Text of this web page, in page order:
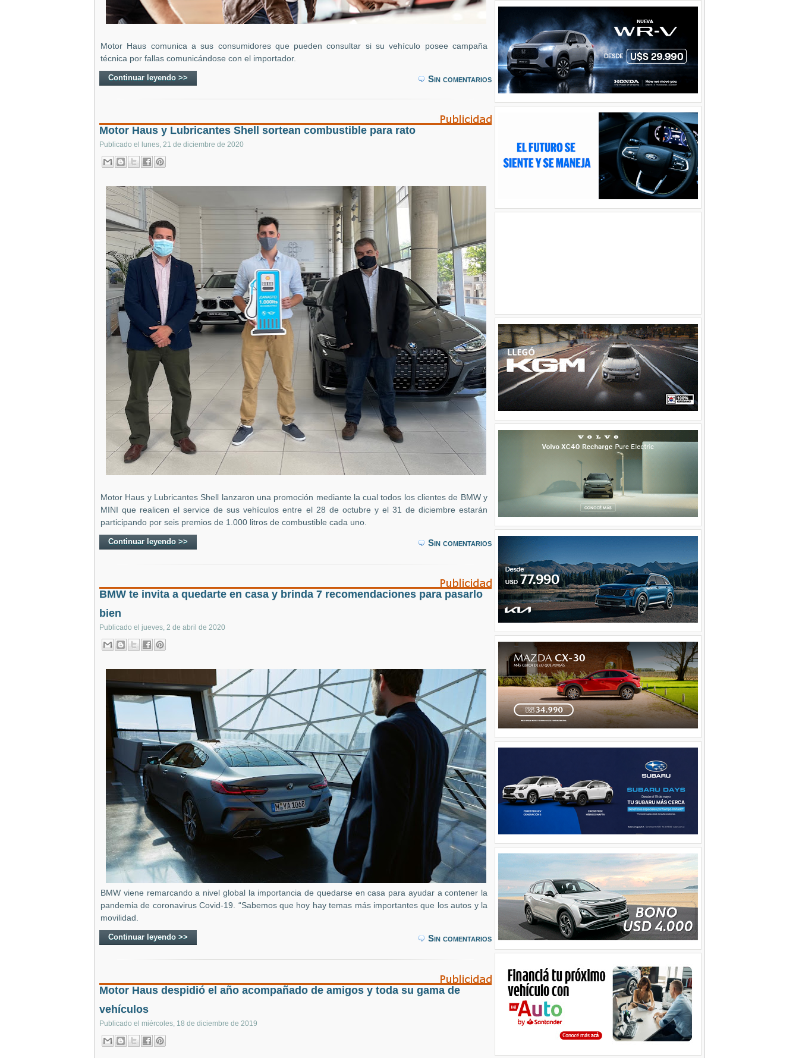
Motor Haus comunica a sus consumidores que pueden consultar si su vehículo posee campaña
técnica por fallas comunicándose con el importador.
Continuar leyendo >> Sin comentarios
Motor Haus y Lubricantes Shell sortean combustible para rato
Publicado el lunes, 21 de diciembre de 2020
Motor Haus y Lubricantes Shell lanzaron una promoción mediante la cual todos los clientes de BMW y
MINI que realicen el service de sus vehículos entre el 28 de octubre y el 31 de diciembre estarán
participando por seis premios de 1.000 litros de combustible cada uno.
Continuar leyendo >> Sin comentarios
BMW te invita a quedarte en casa y brinda 7 recomendaciones para pasarlo
bien
Publicado el jueves, 2 de abril de 2020
BMW viene remarcando a nivel global la importancia de quedarse en casa para ayudar a contener la
pandemia de coronavirus Covid-19. “Sabemos que hoy hay temas más importantes que los autos y la
movilidad.
Continuar leyendo >> Sin comentarios
Motor Haus despidió el año acompañado de amigos y toda su gama de
vehículos
Publicado el miércoles, 18 de diciembre de 2019